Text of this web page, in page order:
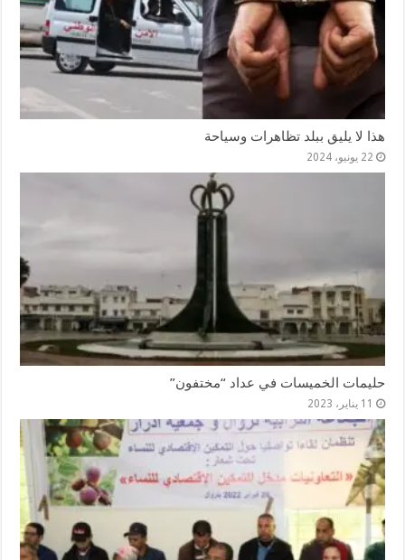
هذا لا يليق ببلد تظاهرات وسياحة
22 يونيو، 2024
حليمات الخميسات في عداد “مختفون”
11 يناير، 2023